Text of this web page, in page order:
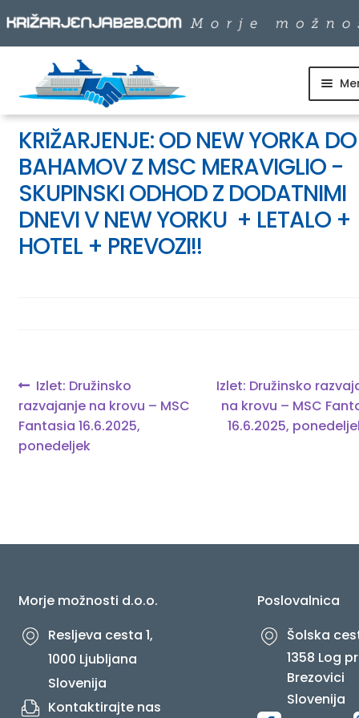
Skip
to
navigation
Skip
to
content
SKUPINSKI ODHODI
DNEVNI IZLETI
DESTINACIJE
O NAS
KRIŽARJENJE: OD NEW YORKA DO
BAHAMOV Z MSC MERAVIGLIO -
SKUPINSKI ODHOD Z DODATNIMI
DNEVI V NEW YORKU + LETALO +
HOTEL + PREVOZI!!
Navigacija
prispevka
Previous
post:
Izlet: Družinsko
razvajanje na krovu – MSC
Fantasia 16.6.2025,
ponedeljek
Next
post:
Izlet: Družinsko
na krovu – MSC
16.6.2025,
Morje možnosti d.o.o.
Resljeva cesta 1,
1000 Ljubljana
Slovenija
Kontaktirajte nas
Poslovalnica
Šolska
1358 Log
Brezovici
Slovenija